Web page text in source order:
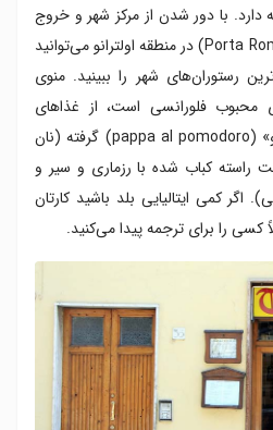
دارد. با دور شدن از مرکز شهر و خروج
از دروازه «پورتو رومانا» (Porta Romana) در منطقه اولترانو می‌توانید
رستوران‌های شهر را ببینید. منوی
محبوب فلورانسی است، از غذاهای
کلاسیکی مانند «پاپال پومِدورو» (pappa al pomodoro) گرفته (نان
کباب شده با رزماری و سیر و
کمی ایتالیایی بلد باشید کارتان
را برای ترجمه پیدا می‌کنید.